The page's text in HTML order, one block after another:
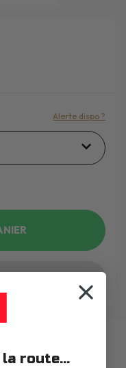
Alerte dispo ?
route...